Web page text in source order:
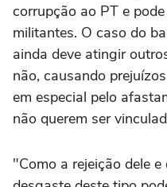
corrupção ao PT e
militantes. O caso do
ainda deve atingir
não, causando
em especial pelo
não querem ser
"Como a rejeição dele